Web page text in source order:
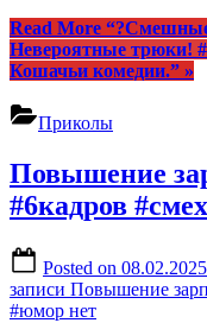
Read More
Невероятные трюки!
Кошачьи комедии.” »
Приколы
Повышение
#6кадров
Posted on 08.02.2025
записи Повышение
#юмор нет